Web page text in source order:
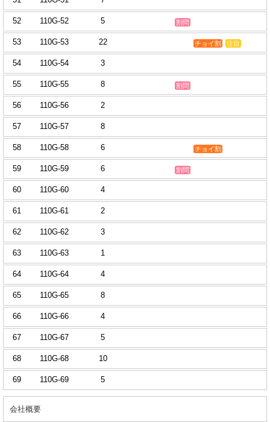
52 110G-52 5 割問
53 110G-53 22 チョイ割 注目
54 110G-54 3
55 110G-55 8 割問
56 110G-56 2
57 110G-57 8
58 110G-58 6 チョイ割
59 110G-59 6 割問
60 110G-60 4
61 110G-61 2
62 110G-62 3
63 110G-63 1
64 110G-64 4
65 110G-65 8
66 110G-66 4
67 110G-67 5
68 110G-68 10
69 110G-69 5
会社概要